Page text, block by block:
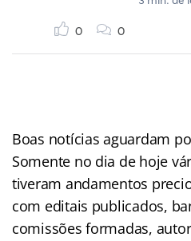
0 0
Boas notícias aguardam
Somente no dia de hoje
tiveram andamentos
com editais publicados,
comissões formadas,